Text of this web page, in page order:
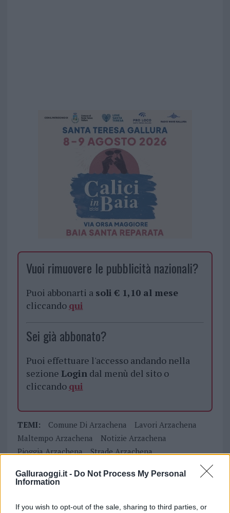
Galluraoggi.it - Do Not Process My Personal
Information
If you wish to opt-out of the sale, sharing to third parties, or
Vuoi rimuovere le pubblicità nazionali?
Puoi abbonarti a soli € 1,10 al mese
cliccando qui
Sei già abbonato?
Puoi effettuare l'accesso andando nella
sezione Logindal menù del sito o
cliccando qui
TEMI: Comune Di Arzachena
Lavori Arzachena
Maltempo Arzachena
Notizie Arzachena
Pioggia Arzachena
Strade Arzachena
Notizie in tempo reale?
GalluraOggi.it